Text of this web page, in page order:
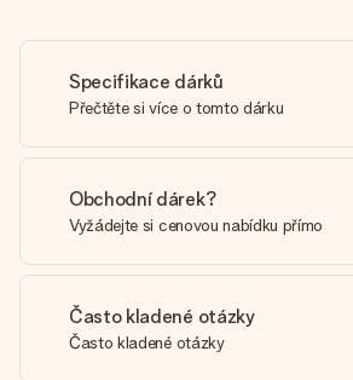
Specifikace dárků
Přečtěte si více o tomto dárku
Obchodní dárek?
Vyžádejte si cenovou nabídku přímo
Často kladené otázky
Často kladené otázky